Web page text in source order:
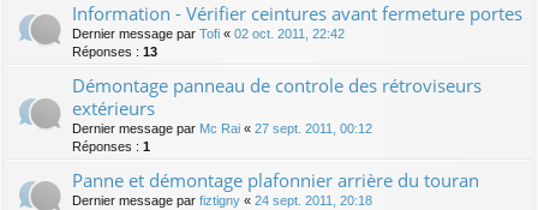
Information - Vérifier ceintures avant fermeture portes
Dernier message par Tofi « 02 oct. 2011, 22:42
Réponses : 13
Démontage panneau de controle des rétroviseurs
extérieurs
Dernier message par Mc Rai « 27 sept. 2011, 00:12
Réponses : 1
Panne et démontage plafonnier arrière du touran
Dernier message par fiztigny « 24 sept. 2011, 20:18